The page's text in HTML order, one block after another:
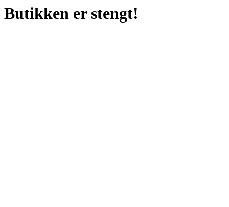
Butikken er stengt!